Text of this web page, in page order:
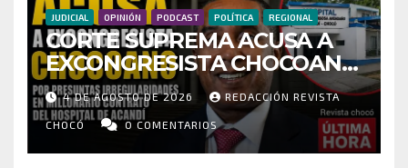
JUDICIAL OPINIÓN PODCAST POLÍTICA REGIONAL
CORTE SUPREMA ACUSA A
EXCONGRESISTA CHOCOANO
POR PRESUNTAS
IRREGULARIDADES EN
MILLONARIO CONTRATO DEL
HOSPITAL DE ACANDÍ
4 DE AGOSTO DE 2026 REDACCIÓN REVISTA
CHOCÓ 0 COMENTARIOS